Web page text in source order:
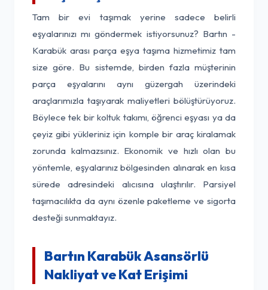
Tam bir evi taşımak yerine sadece belirli
eşyalarınızı mı göndermek istiyorsunuz? Bartın -
Karabük arası parça eşya taşıma hizmetimiz tam
size göre. Bu sistemde, birden fazla müşterinin
parça eşyalarını aynı güzergah üzerindeki
araçlarımızla taşıyarak maliyetleri bölüştürüyoruz.
Böylece tek bir koltuk takımı, öğrenci eşyası ya da
çeyiz gibi yükleriniz için komple bir araç kiralamak
zorunda kalmazsınız. Ekonomik ve hızlı olan bu
yöntemle, eşyalarınız bölgesinden alınarak en kısa
sürede adresindeki alıcısına ulaştırılır. Parsiyel
taşımacılıkta da aynı özenle paketleme ve sigorta
desteği sunmaktayız.
Bartın Karabük Asansörlü
Nakliyat ve Kat Erişimi